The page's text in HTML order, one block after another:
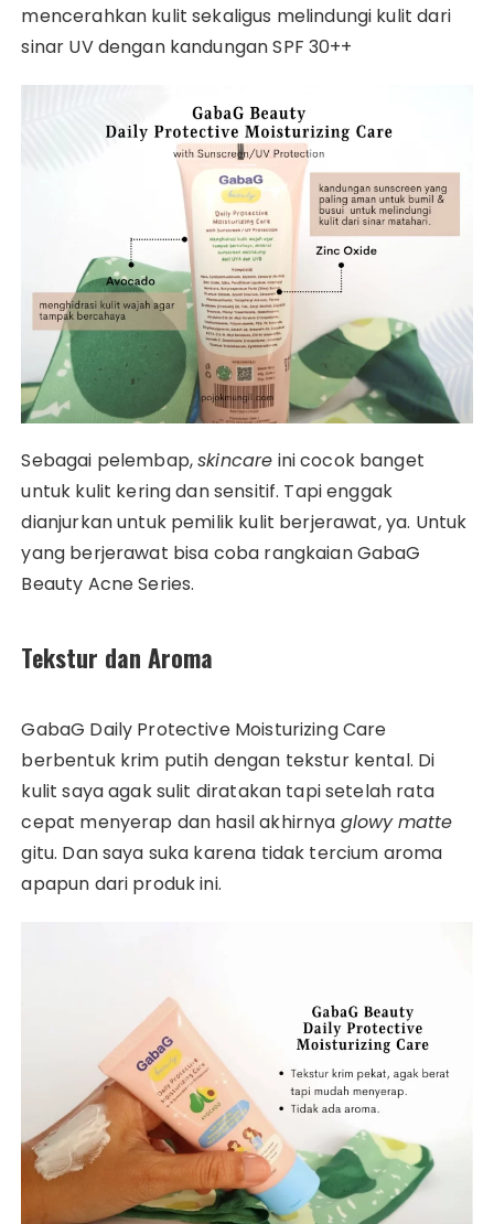
mencerahkan kulit sekaligus melindungi kulit dari
sinar UV dengan kandungan SPF 30++
Sebagai pelembap,skincare ini cocok banget
untuk kulit kering dan sensitif. Tapi enggak
dianjurkan untuk pemilik kulit berjerawat, ya. Untuk
yang berjerawat bisa coba rangkaian GabaG
Beauty Acne Series.
Tekstur dan Aroma
GabaG Daily Protective Moisturizing Care
berbentuk krim putih dengan tekstur kental. Di
kulit saya agak sulit diratakan tapi setelah rata
cepat menyerap dan hasil akhirnya glowy matte
gitu. Dan saya suka karena tidak tercium aroma
apapun dari produk ini.